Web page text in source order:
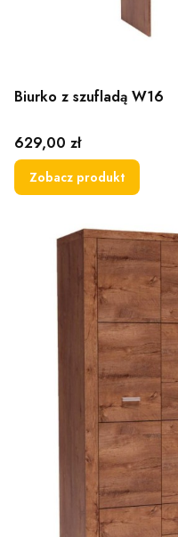
Biurko z szufladą W16
Cena
629,00 zł
Zobacz produkt